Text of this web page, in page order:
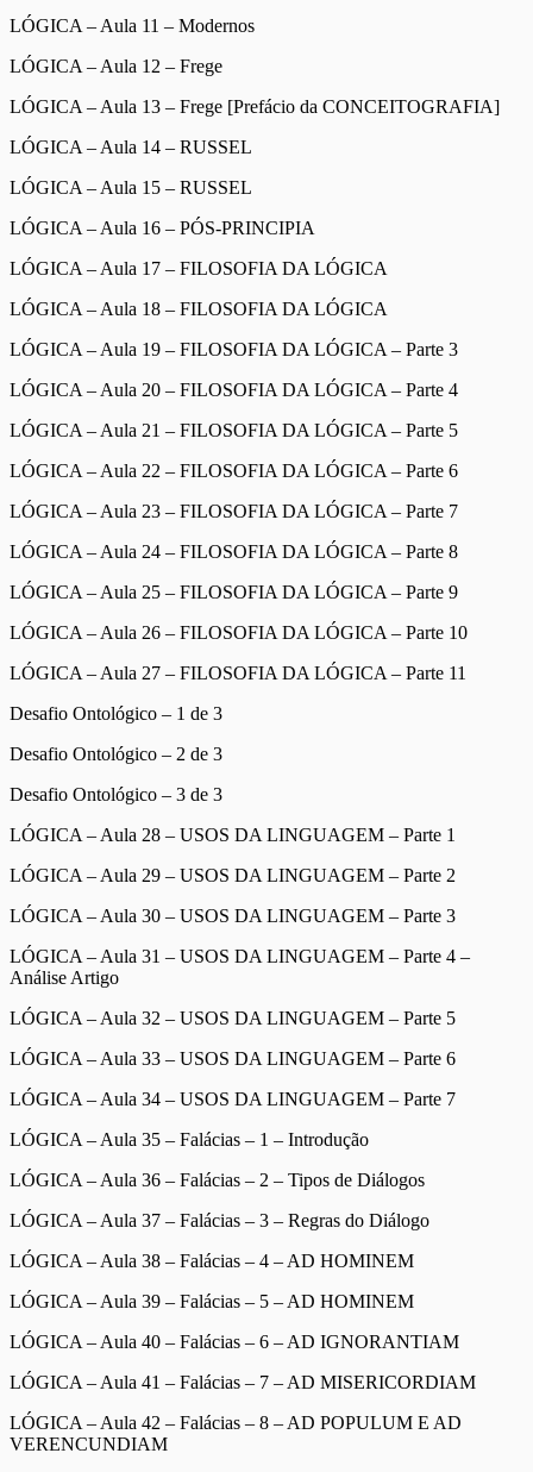
LÓGICA – Aula 11 – Modernos
LÓGICA – Aula 12 – Frege
LÓGICA – Aula 13 – Frege [Prefácio da CONCEITOGRAFIA]
LÓGICA – Aula 14 – RUSSEL
LÓGICA – Aula 15 – RUSSEL
LÓGICA – Aula 16 – PÓS-PRINCIPIA
LÓGICA – Aula 17 – FILOSOFIA DA LÓGICA
LÓGICA – Aula 18 – FILOSOFIA DA LÓGICA
LÓGICA – Aula 19 – FILOSOFIA DA LÓGICA – Parte 3
LÓGICA – Aula 20 – FILOSOFIA DA LÓGICA – Parte 4
LÓGICA – Aula 21 – FILOSOFIA DA LÓGICA – Parte 5
LÓGICA – Aula 22 – FILOSOFIA DA LÓGICA – Parte 6
LÓGICA – Aula 23 – FILOSOFIA DA LÓGICA – Parte 7
LÓGICA – Aula 24 – FILOSOFIA DA LÓGICA – Parte 8
LÓGICA – Aula 25 – FILOSOFIA DA LÓGICA – Parte 9
LÓGICA – Aula 26 – FILOSOFIA DA LÓGICA – Parte 10
LÓGICA – Aula 27 – FILOSOFIA DA LÓGICA – Parte 11
Desafio Ontológico – 1 de 3
Desafio Ontológico – 2 de 3
Desafio Ontológico – 3 de 3
LÓGICA – Aula 28 – USOS DA LINGUAGEM – Parte 1
LÓGICA – Aula 29 – USOS DA LINGUAGEM – Parte 2
LÓGICA – Aula 30 – USOS DA LINGUAGEM – Parte 3
LÓGICA – Aula 31 – USOS DA LINGUAGEM – Parte 4 –
Análise Artigo
LÓGICA – Aula 32 – USOS DA LINGUAGEM – Parte 5
LÓGICA – Aula 33 – USOS DA LINGUAGEM – Parte 6
LÓGICA – Aula 34 – USOS DA LINGUAGEM – Parte 7
LÓGICA – Aula 35 – Falácias – 1 – Introdução
LÓGICA – Aula 36 – Falácias – 2 – Tipos de Diálogos
LÓGICA – Aula 37 – Falácias – 3 – Regras do Diálogo
LÓGICA – Aula 38 – Falácias – 4 – AD HOMINEM
LÓGICA – Aula 39 – Falácias – 5 – AD HOMINEM
LÓGICA – Aula 40 – Falácias – 6 – AD IGNORANTIAM
LÓGICA – Aula 41 – Falácias – 7 – AD MISERICORDIAM
LÓGICA – Aula 42 – Falácias – 8 – AD POPULUM E AD
VERENCUNDIAM